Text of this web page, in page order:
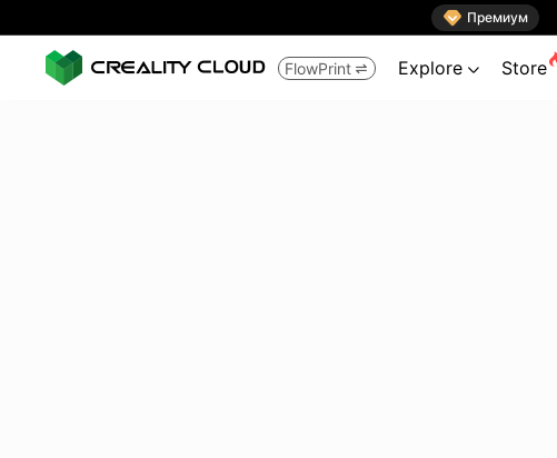
 Премиум
FlowPrint  Explore  Store